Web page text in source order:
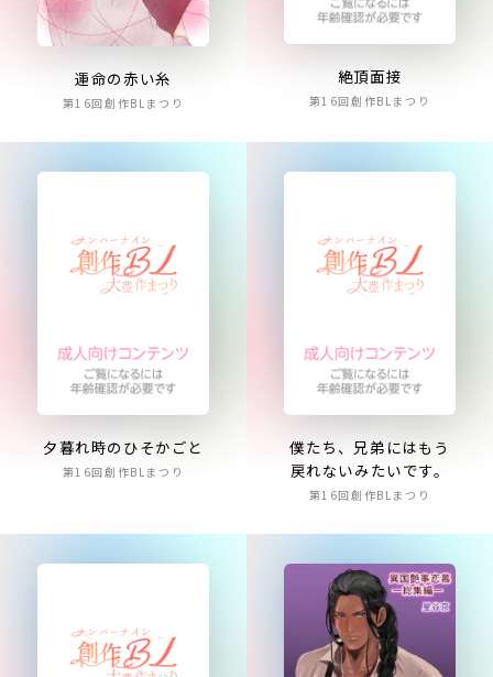
運命の赤い糸
第16回創作BLまつり
絶頂面接
第16回創作BLまつり
夕暮れ時のひそかごと
第16回創作BLまつり
僕たち、兄弟にはもう
戻れないみたいです。
第16回創作BLまつり